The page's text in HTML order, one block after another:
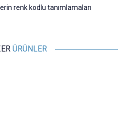
renk kodlu tanımlamaları
ÜRÜNLER